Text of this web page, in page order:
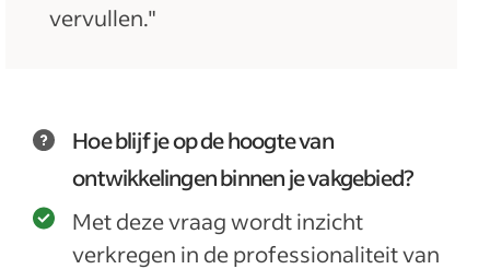
vervullen."
Hoe blijf je op de hoogte van
ontwikkelingen binnen je vakgebied?
Met deze vraag wordt inzicht
verkregen in de professionaliteit van